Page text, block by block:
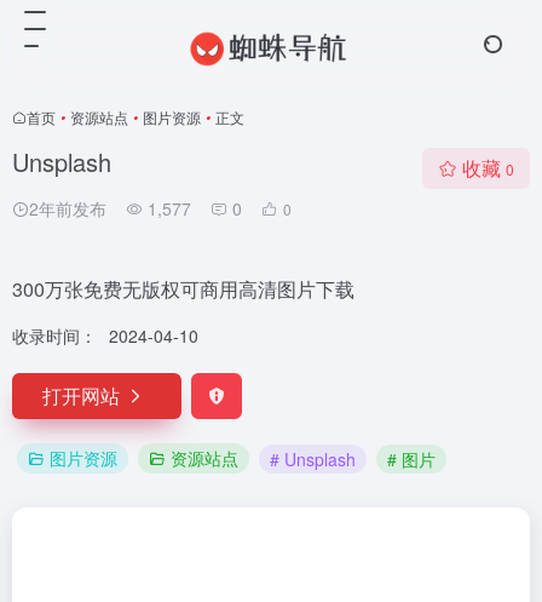
首页 • 资源站点 • 图片资源 • 正文
Unsplash
2年前发布 1,577 0 0
收藏 0
300万张免费无版权可商用高清图片下载
收录时间： 2024-04-10
打开网站
图片资源 资源站点 # Unsplash # 图片